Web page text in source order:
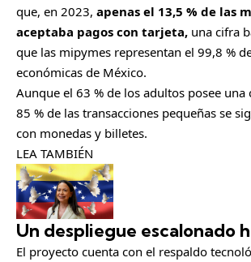
que, en 2023, apenas el 13,5 % de las
aceptaba pagos con tarjeta, una cifra
que las mipymes representan el 99,8 %
económicas de México.
Aunque el 63 % de los adultos posee una
85 % de las transacciones pequeñas se
con monedas y billetes.
LEA TAMBIÉN
Un despliegue escalonado
El proyecto cuenta con el respaldo